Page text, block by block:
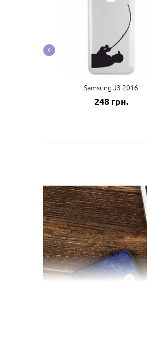
Samsung J3 2016
248 грн.